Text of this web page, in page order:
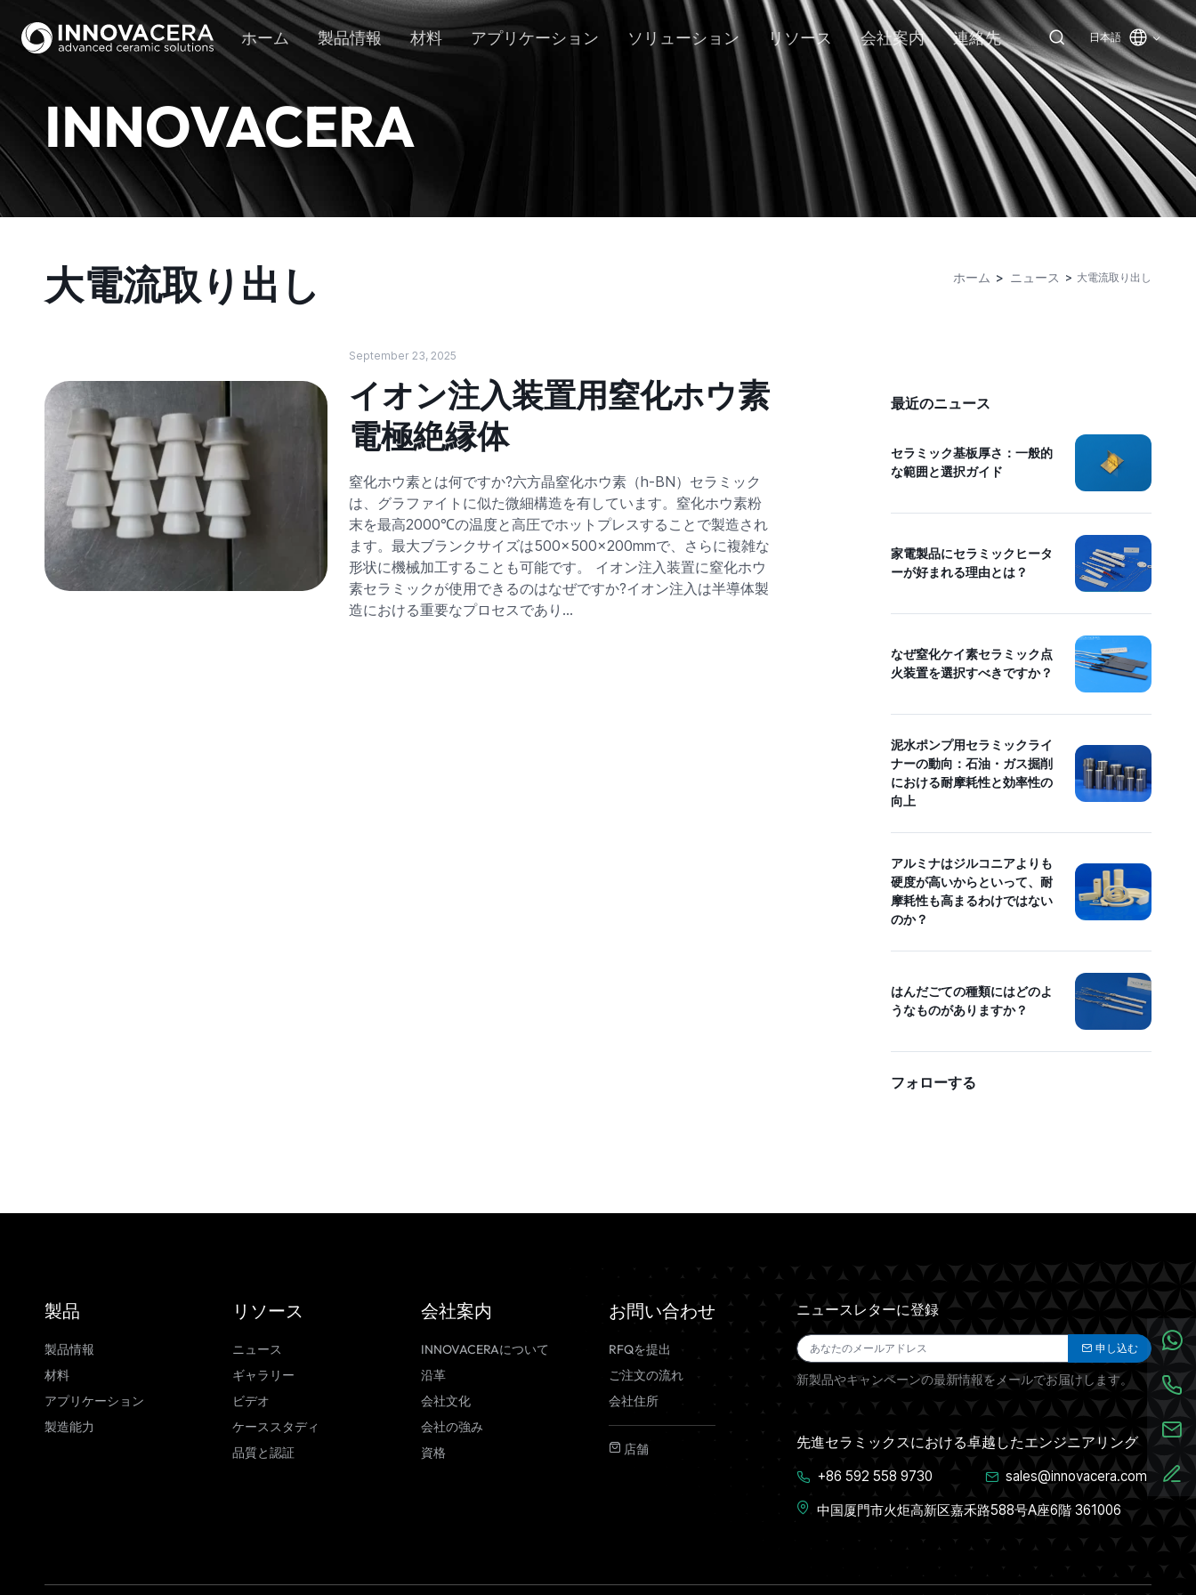
ホーム 製品情報 材料 アプリケーション ソリューション リソース 会社案内 連絡先 日本語
INNOVACERA
大電流取り出し ホーム ニュース 大電流取り出し
September 23, 2025
イオン注入装置用窒化ホウ素
電極絶縁体
窒化ホウ素とは何ですか?六方晶窒化ホウ素（h-BN）セラミック
は、グラファイトに似た微細構造を有しています。窒化ホウ素粉
末を最高2000℃の温度と高圧でホットプレスすることで製造され
ます。最大ブランクサイズは500×500×200mmで、さらに複雑な
形状に機械加工することも可能です。 イオン注入装置に窒化ホウ
素セラミックが使用できるのはなぜですか?イオン注入は半導体製
造における重要なプロセスであり…
最近のニュース
セラミック基板厚さ：一般的
な範囲と選択ガイド
家電製品にセラミックヒータ
ーが好まれる理由とは？
なぜ窒化ケイ素セラミック点
火装置を選択すべきですか？
泥水ポンプ用セラミックライ
ナーの動向：石油・ガス掘削
における耐摩耗性と効率性の
向上
アルミナはジルコニアよりも
硬度が高いからといって、耐
摩耗性も高まるわけではない
のか？
はんだごての種類にはどのよ
うなものがありますか？
フォローする
製品
製品情報
材料
アプリケーション
製造能力
リソース
ニュース
ギャラリー
ビデオ
ケーススタディ
品質と認証
会社案内
INNOVACERAについて
沿革
会社文化
会社の強み
資格
お問い合わせ
RFQを提出
ご注文の流れ
会社住所
店舗
ニュースレターに登録
申し込む
新製品やキャンペーンの最新情報をメールでお届けします。
先進セラミックスにおける卓越したエンジニアリング
+86 592 558 9730
sales@innovacera.com
中国厦門市火炬高新区嘉禾路588号A座6階 361006